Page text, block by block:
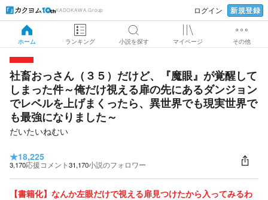
KADOKAWA Group ログイン 新規登録
ホーム ランキング 小説を探す マイページ その他
社畜おっさん（３５）だけど、『魔眼』が覚醒して
しまった件～俺だけ視える扉の先にあるダンジョン
でレベルを上げまくったら、異世界でも現実世界で
も最強になりました～
だいたいねむい
★18,225
3,170応援コメント31,170小説のフォロワー
【書籍化】なんか左眼だけで視える扉見つけたから入ってみるわ